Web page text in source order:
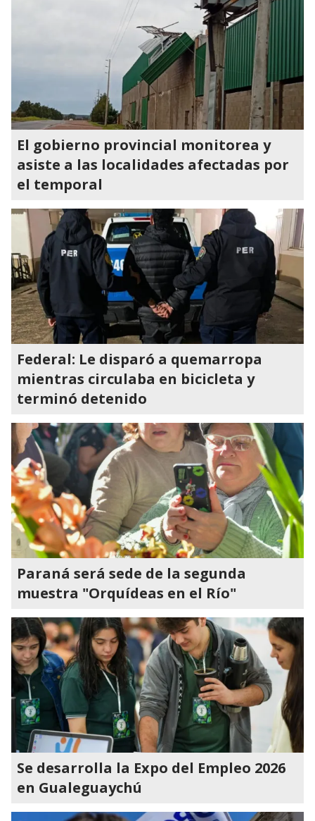
El gobierno provincial monitorea y
asiste a las localidades afectadas por
el temporal
Federal: Le disparó a quemarropa
mientras circulaba en bicicleta y
terminó detenido
Paraná será sede de la segunda
muestra "Orquídeas en el Río"
Se desarrolla la Expo del Empleo 2026
en Gualeguaychú